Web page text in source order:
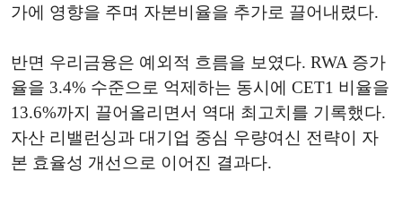
가에 영향을 주며 자본비율을 추가로 끌어내렸다.
반면 우리금융은 예외적 흐름을 보였다. RWA 증가
율을 3.4% 수준으로 억제하는 동시에 CET1 비율을
13.6%까지 끌어올리면서 역대 최고치를 기록했다.
자산 리밸런싱과 대기업 중심 우량여신 전략이 자
본 효율성 개선으로 이어진 결과다.